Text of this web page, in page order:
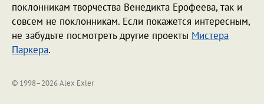
поклонникам творчества Венедикта Ерофеева, так и
совсем не поклонникам. Если покажется интересным,
не забудьте посмотреть другие проекты Мистера
Паркера.
© 1998–2026 Alex Exler